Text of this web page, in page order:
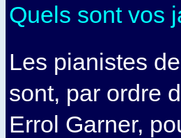
Quels sont vos
Les pianistes
sont, par ordre
Errol Garner,